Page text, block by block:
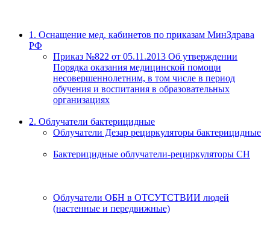
1. Оснащение мед. кабинетов по приказам МинЗдрава
РФ
Приказ №822 от 05.11.2013 Об утверждении
Порядка оказания медицинской помощи
несовершеннолетним, в том числе в период
обучения и воспитания в образовательных
организациях
2. Облучатели бактерицидные
Облучатели Дезар рециркуляторы бактерицидные
Бактерицидные облучатели-рециркуляторы СН
Облучатели ОБН в ОТСУТСТВИИ людей
(настенные и передвижные)